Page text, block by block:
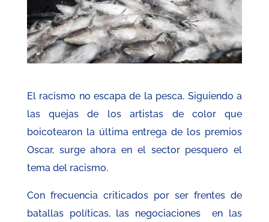
El racismo no escapa de la pesca. Siguiendo a
las quejas de los artistas de color que
boicotearon la última entrega de los premios
Oscar, surge ahora en el sector pesquero el
tema del racismo.
Con frecuencia criticados por ser frentes de
batallas políticas, las negociaciones en las